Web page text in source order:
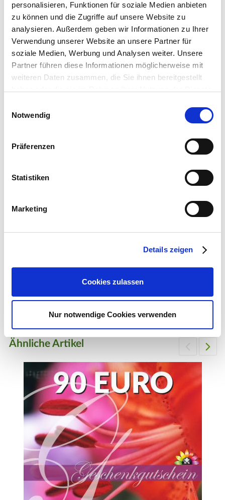
personalisieren, Funktionen für soziale Medien anbieten
zu können und die Zugriffe auf unsere Website zu
analysieren. Außerdem geben wir Informationen zu Ihrer
Verwendung unserer Website an unsere Partner für
soziale Medien, Werbung und Analysen weiter. Unsere
Partner führen diese Informationen möglicherweise mit
weiteren Daten zusammen, die Sie ihnen bereitgestellt
betätigen Sie anschließend den "OK"-Button:
Notwendig
Präferenzen
Statistiken
Marketing
Details zeigen
Cookies zulassen
Nur notwendige Cookies verwenden
garten.de
Zubehör Produkte
1 Stück
Zum Produkt
Ähnliche Artikel